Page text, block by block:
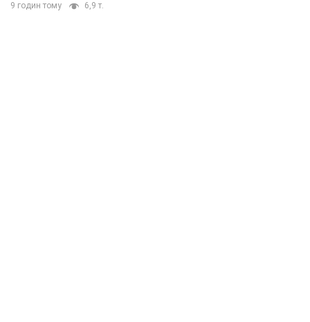
9 годин тому 6,9 т.